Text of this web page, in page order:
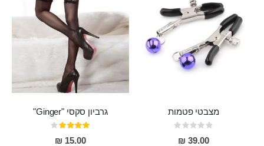
מצבטי פטמות
Rating:
0%
39.00 ₪
גרביון סקסי "Ginger"
דירוג:
80%
15.00 ₪